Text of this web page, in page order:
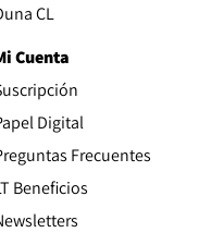
CL
Cuenta
Digital
Frecuentes
Beneficios